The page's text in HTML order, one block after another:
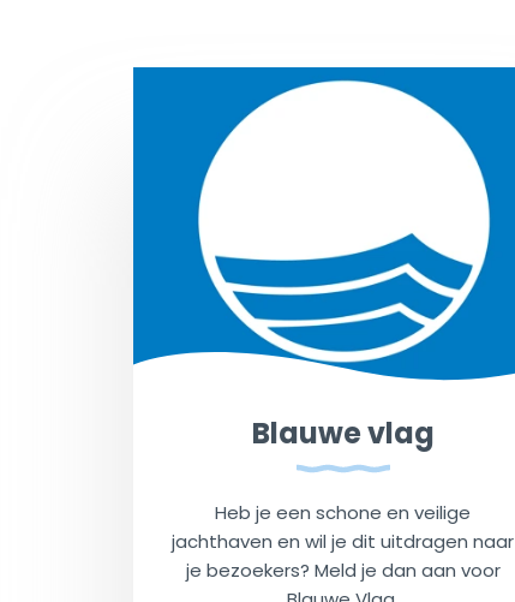
Blauwe vlag
Heb je een schone en veilige
jachthaven en wil je dit uitdragen naar
je bezoekers? Meld je dan aan voor